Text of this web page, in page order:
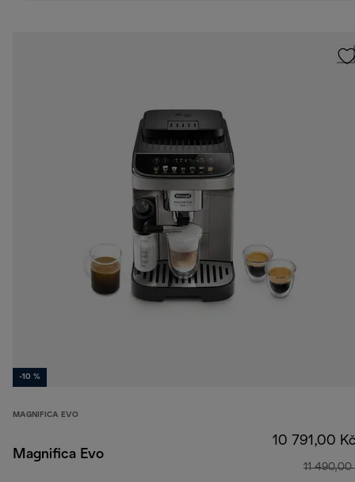
-10 %
MAGNIFICA EVO
Magnifica Evo
10 791,00 Kč
11 490,00